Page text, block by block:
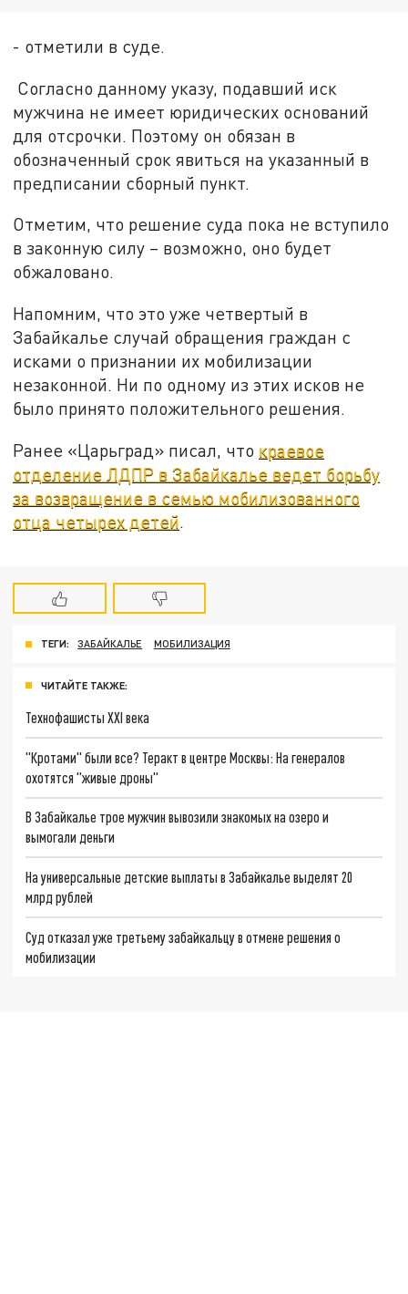
- отметили в суде.
Согласно данному указу, подавший иск
мужчина не имеет юридических оснований
для отсрочки. Поэтому он обязан в
обозначенный срок явиться на указанный в
предписании сборный пункт.
Отметим, что решение суда пока не вступило
в законную силу – возможно, оно будет
обжаловано.
Напомним, что это уже четвертый в
Забайкалье случай обращения граждан с
исками о признании их мобилизации
незаконной. Ни по одному из этих исков не
было принято положительного решения.
Ранее «Царьград» писал, что краевое
отделение ЛДПР в Забайкалье ведет борьбу
за возвращение в семью мобилизованного
отца четырех детей.
ТЕГИ: ЗАБАЙКАЛЬЕ МОБИЛИЗАЦИЯ
ЧИТАЙТЕ ТАКЖЕ:
Технофашисты XXI века
"Кротами" были все? Теракт в центре Москвы: На генералов
охотятся "живые дроны"
В Забайкалье трое мужчин вывозили знакомых на озеро и
вымогали деньги
На универсальные детские выплаты в Забайкалье выделят 20
млрд рублей
Суд отказал уже третьему забайкальцу в отмене решения о
мобилизации